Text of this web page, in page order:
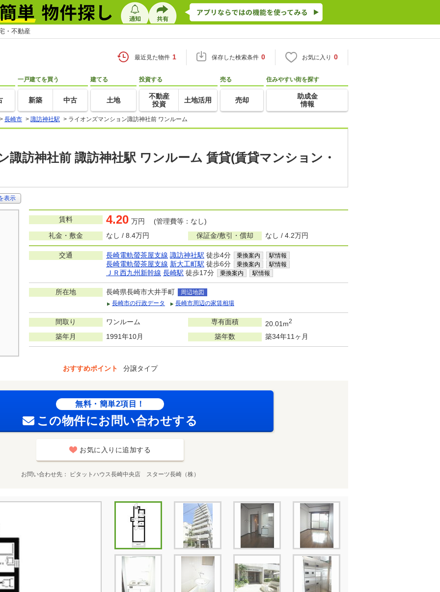
・不動産
最近見た物件 1 保存した検索条件 0 お気に入り 0
一戸建てを買う
新築 中古
建てる
土地
投資する
不動産
投資
土地活用
売る
売却
住みやすい街を探す
助成金
情報
> 長崎市 > 諏訪神社駅 > ライオンズマンション諏訪神社前 ワンルーム
諏訪神社前 諏訪神社駅 ワンルーム 賃貸(賃貸マンション・
表示
賃料 4.20 万円 (管理費等：なし)
礼金・敷金
なし / 8.4万円 保証金/敷引・償却 なし / 4.2万円
交通 長崎電軌螢茶屋支線 諏訪神社駅 徒歩4分 乗換案内 駅情報
長崎電軌螢茶屋支線 新大工町駅 徒歩6分 乗換案内 駅情報
ＪＲ西九州新幹線 長崎駅 徒歩17分 乗換案内 駅情報
所在地 長崎県長崎市大井手町
周辺地図
長崎市の行政データ
長崎市周辺の家賃相場
間取り ワンルーム 専有面積 20.01m2
築年月 1991年10月 築年数 築34年11ヶ月
おすすめポイント 分譲タイプ
無料・簡単2項目！
この物件にお問い合わせする
お気に入りに追加する
お問い合わせ先 ピタットハウス長崎中央店 スターツ長崎（株）